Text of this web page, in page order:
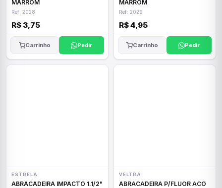
MARROM
Ref: 2028
R$ 3,75
Carrinho Pedir
MARROM
Ref: 2029
R$ 4,95
Carrinho Pedir
ESTRELA
ABRACADEIRA IMPACTO 1.1/2"
VELTRA
ABRACADEIRA P/FLUOR ACO